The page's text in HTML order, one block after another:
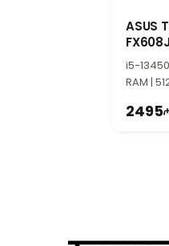
ASUS
i5-
RAM |
2495